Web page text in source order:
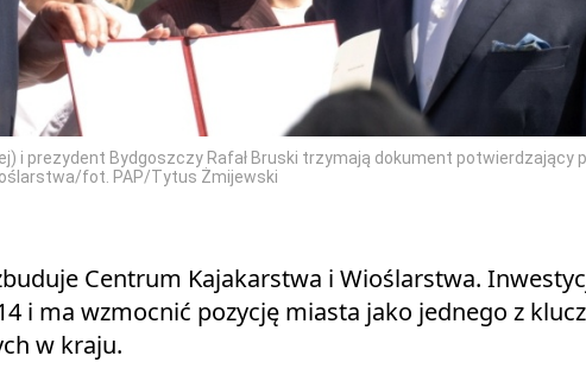
i prezydent Bydgoszczy Rafał Bruski trzymają dokument potwierdzający
fot. PAP/Tytus Żmijewski
Centrum Kajakarstwa i Wioślarstwa.
i ma wzmocnić pozycję miasta jako jednego z
w kraju.